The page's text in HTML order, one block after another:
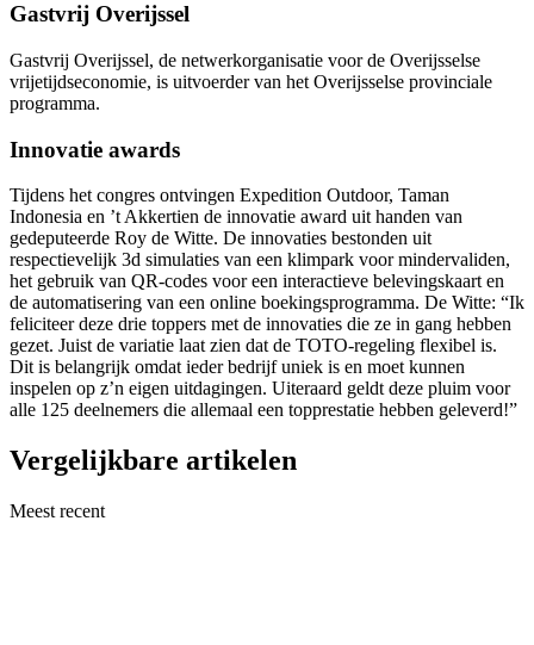
Gastvrij Overijssel
Gastvrij Overijssel, de netwerkorganisatie voor de Overijsselse
vrijetijdseconomie, is uitvoerder van het Overijsselse provinciale
programma.
Innovatie awards
Tijdens het congres ontvingen Expedition Outdoor, Taman
Indonesia en ’t Akkertien de innovatie award uit handen van
gedeputeerde Roy de Witte. De innovaties bestonden uit
respectievelijk 3d simulaties van een klimpark voor mindervaliden,
het gebruik van QR-codes voor een interactieve belevingskaart en
de automatisering van een online boekingsprogramma. De Witte: “Ik
feliciteer deze drie toppers met de innovaties die ze in gang hebben
gezet. Juist de variatie laat zien dat de TOTO-regeling flexibel is.
Dit is belangrijk omdat ieder bedrijf uniek is en moet kunnen
inspelen op z’n eigen uitdagingen. Uiteraard geldt deze pluim voor
alle 125 deelnemers die allemaal een topprestatie hebben geleverd!”
Vergelijkbare artikelen
Meest recent